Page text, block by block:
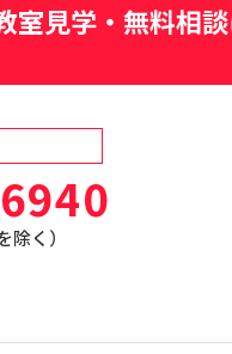
室見学・無料相
く）